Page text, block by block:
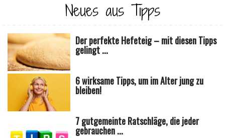
Neues aus Tipps
Der perfekte Hefeteig – mit diesen Tipps
gelingt ...
6 wirksame Tipps, um im Alter jung zu
bleiben!
7 gutgemeinte Ratschläge, die jeder
gebrauchen ...